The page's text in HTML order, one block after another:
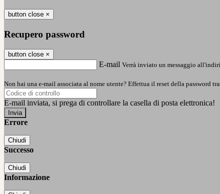
button close ×
Recupero password
button close ×
E-mail Verrà inviato un messaggio
Non hai una e-mail associata al nome utente? Effettua il reset della password
E-mail inviata, si prega di controllare la casella di posta elettronica!
Errore
Chiudi
Successo
Chiudi
Informazione